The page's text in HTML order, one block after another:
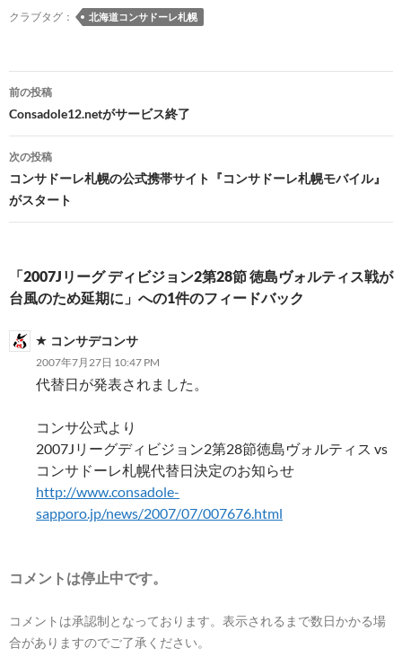
o
k
y
ds o
k
クラブタグ： 北海道コンサドーレ札幌
投
稿
ナ
ビ
ゲ
シ
ョ
ン
前の投稿
Consadole12.netがサービス終了
次の投稿
コンサドーレ札幌の公式携帯サイト『コンサドーレ札幌モバイル』
がスタート
「2007Jリーグ ディビジョン2第28節 徳島ヴォルティス戦が
台風のため延期に」への1件のフィードバック
コンサデコンサ
2007年7月27日 10:47 PM
代替日が発表されました。
コンサ公式より
2007Jリーグディビジョン2第28節徳島ヴォルティス vs
コンサドーレ札幌代替日決定のお知らせ
http://www.consadole-
sapporo.jp/news/2007/07/007676.html
コメントは停止中です。
コメントは承認制となっております。表示されるまで数日かかる場
合がありますのでご了承ください。